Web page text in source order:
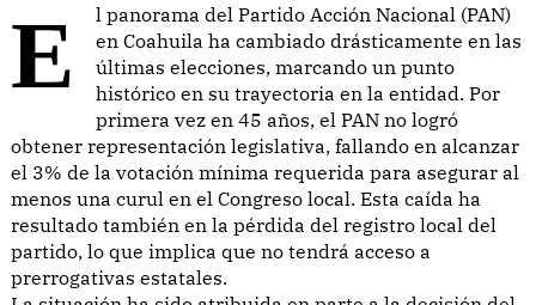
El panorama del Partido Acción Nacional (PAN)
en Coahuila ha cambiado drásticamente en las
últimas elecciones, marcando un punto
histórico en su trayectoria en la entidad. Por
primera vez en 45 años, el PAN no logró
obtener representación legislativa, fallando en alcanzar
el 3% de la votación mínima requerida para asegurar al
menos una curul en el Congreso local. Esta caída ha
resultado también en la pérdida del registro local del
partido, lo que implica que no tendrá acceso a
prerrogativas estatales.